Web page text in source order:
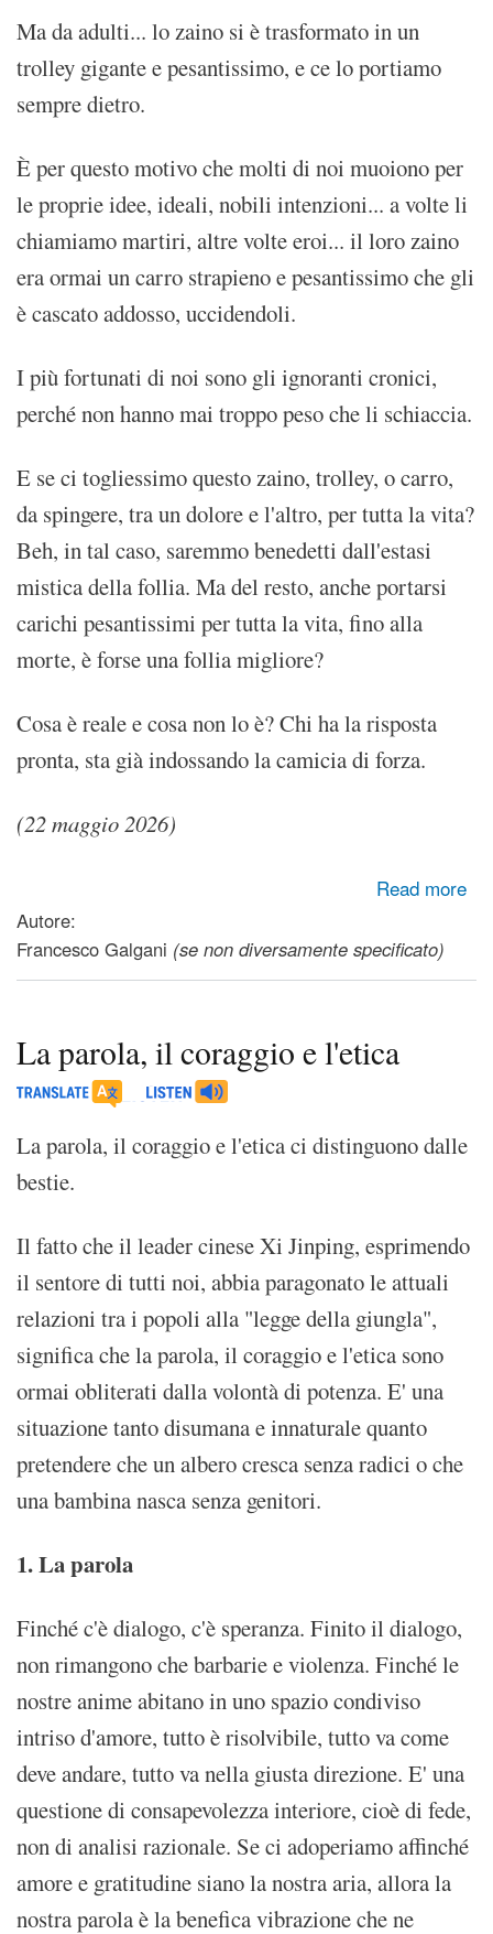
Ma da adulti... lo zaino si è trasformato in un
trolley gigante e pesantissimo, e ce lo portiamo
sempre dietro.
È per questo motivo che molti di noi muoiono per
le proprie idee, ideali, nobili intenzioni... a volte li
chiamiamo martiri, altre volte eroi... il loro zaino
era ormai un carro strapieno e pesantissimo che gli
è cascato addosso, uccidendoli.
I più fortunati di noi sono gli ignoranti cronici,
perché non hanno mai troppo peso che li schiaccia.
E se ci togliessimo questo zaino, trolley, o carro,
da spingere, tra un dolore e l'altro, per tutta la vita?
Beh, in tal caso, saremmo benedetti dall'estasi
mistica della follia. Ma del resto, anche portarsi
carichi pesantissimi per tutta la vita, fino alla
morte, è forse una follia migliore?
Cosa è reale e cosa non lo è? Chi ha la risposta
pronta, sta già indossando la camicia di forza.
(22 maggio 2026)
Read more
Autore:
Francesco Galgani (se non diversamente specificato)
La parola, il coraggio e l'etica
La parola, il coraggio e l'etica ci distinguono dalle
bestie.
Il fatto che il leader cinese Xi Jinping, esprimendo
il sentore di tutti noi, abbia paragonato le attuali
relazioni tra i popoli alla "legge della giungla",
significa che la parola, il coraggio e l'etica sono
ormai obliterati dalla volontà di potenza. E' una
situazione tanto disumana e innaturale quanto
pretendere che un albero cresca senza radici o che
una bambina nasca senza genitori.
1. La parola
Finché c'è dialogo, c'è speranza. Finito il dialogo,
non rimangono che barbarie e violenza. Finché le
nostre anime abitano in uno spazio condiviso
intriso d'amore, tutto è risolvibile, tutto va come
deve andare, tutto va nella giusta direzione. E' una
questione di consapevolezza interiore, cioè di fede,
non di analisi razionale. Se ci adoperiamo affinché
amore e gratitudine siano la nostra aria, allora la
nostra parola è la benefica vibrazione che ne